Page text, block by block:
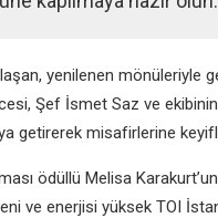
yenilenen
Şef İsmet Saz ve
getirerek misafirlerine
ödüllü Melisa
ve enerjisi yüksek TOI